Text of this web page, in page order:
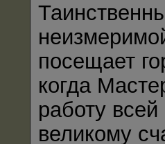
посещает
когда
работу
великому